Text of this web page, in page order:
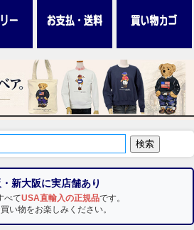
・新大阪に実店舗あり
べてUSA直輸入の正規品です。
い物をお楽しみください。